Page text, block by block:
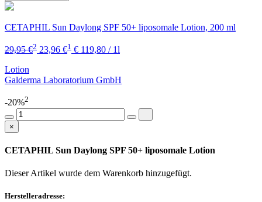
CETAPHIL Sun Daylong SPF 50+ liposomale Lotion, 200 ml
29,95 €2 23,96 €1 € 119,80 / 1l
Lotion
Galderma Laboratorium GmbH
-20%2
×
CETAPHIL Sun Daylong SPF 50+ liposomale Lotion
Dieser Artikel wurde dem Warenkorb hinzugefügt.
Herstelleradresse: